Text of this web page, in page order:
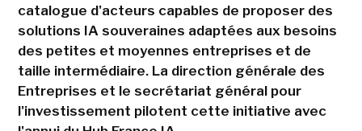
catalogue d'acteurs capables de proposer des
solutions IA souveraines adaptées aux besoins
des petites et moyennes entreprises et de
taille intermédiaire. La direction générale des
Entreprises et le secrétariat général pour
l'investissement pilotent cette initiative avec